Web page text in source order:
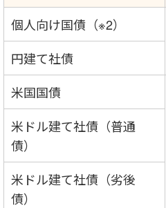
個人向け国債（※2）
円建て社債
米国国債
米ドル建て社債（普通
債）
米ドル建て社債（劣後
債）